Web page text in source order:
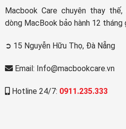
Macbook Care chuyên thay
dòng MacBook bảo hành 12 tháng
➲ 15 Nguyễn Hữu Thọ, Đà Nẵng
Email: Info@macbookcare.vn
Hotline 24/7: 0911.235.333